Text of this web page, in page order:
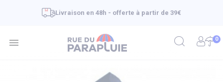
Livraison en 48h - offerte à partir de 39€
 0